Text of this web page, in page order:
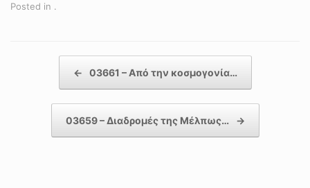
Posted in .
← 03661 – Από την κοσμογονία…
03659 – Διαδρομές της Μέλπως… →